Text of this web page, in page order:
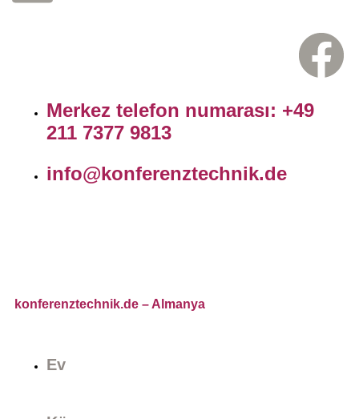
Merkez telefon numarası: +49
211 7377 9813
info@konferenztechnik.de
konferenztechnik.de – Almanya
Ev